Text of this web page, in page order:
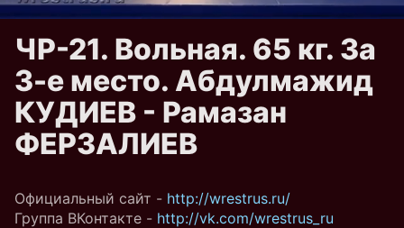
ЧР-21. Вольная. 65 кг. За
3-е место. Абдулмажид
КУДИЕВ - Рамазан
ФЕРЗАЛИЕВ
Официальный сайт - http://wrestrus.ru/
Группа ВКонтакте - http://vk.com/wrestrus_ru